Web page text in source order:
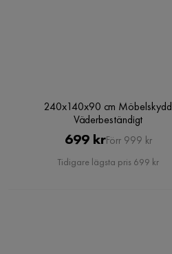
240x140x90 cm Möbelskydd
Väderbeständigt
Pris
699 krOriginal
Pris
Förr 999 kr
Tidigare lägsta pris 699 kr